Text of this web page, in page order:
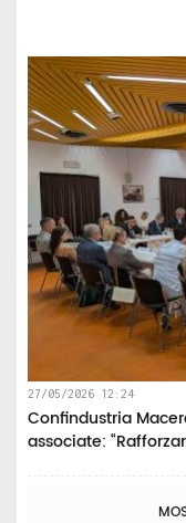
27/05/2026 12:24
Confindustria
associate: